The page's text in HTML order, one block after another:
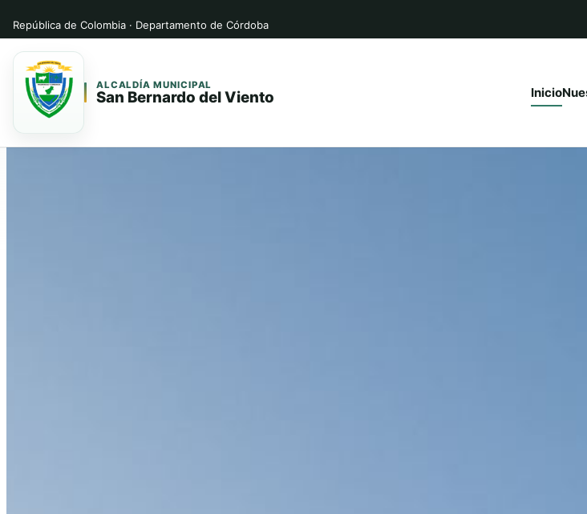
Saltar
Saltar
República de Colombia · Departamento de Córdoba
ALCALDÍA MUNICIPAL
San Bernardo del Viento Inicio